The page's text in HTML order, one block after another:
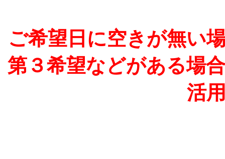
ご希望日に空きが無い
第３希望などがある場
活